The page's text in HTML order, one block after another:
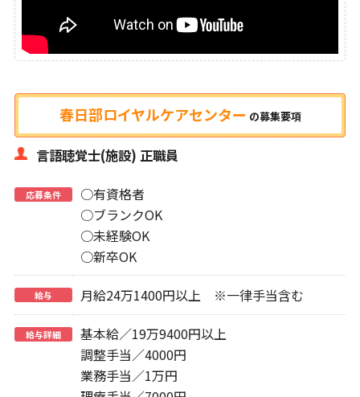
春日部ロイヤルケアセンター の募集要項
言語聴覚士(施設) 正職員
応募条件
○有資格者
○ブランクOK
○未経験OK
○新卒OK
給与 月給24万1400円以上 ※一律手当含む
給与詳細
基本給／19万9400円以上
調整手当／4000円
業務手当／1万円